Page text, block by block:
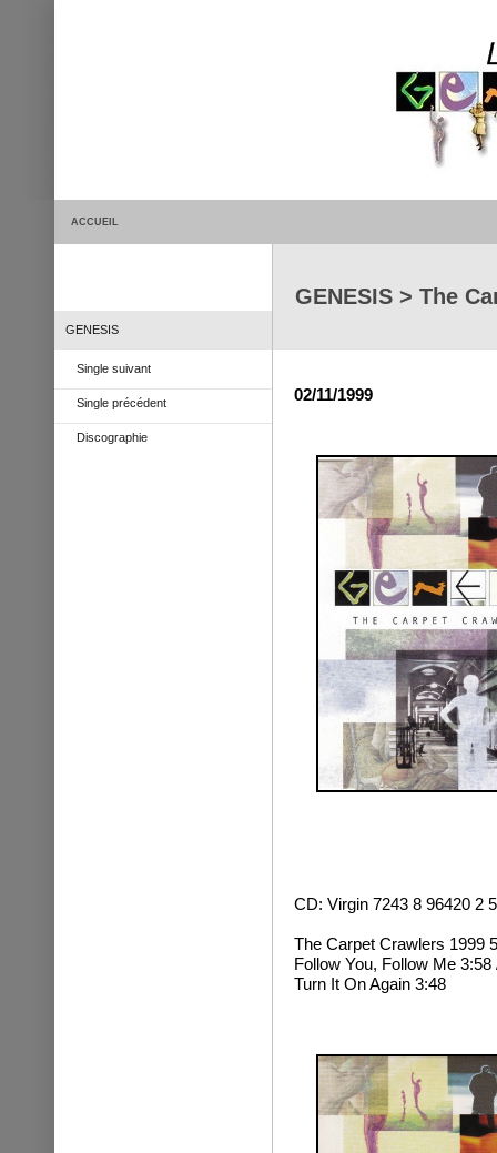
ACCUEIL
GENESIS
Single suivant
Single précédent
Discographie
GENESIS > The
02/11/1999
CD: Virgin 7243 8 96420 2
The Carpet Crawlers 1999
Follow You, Follow Me 3:58
Turn It On Again 3:48